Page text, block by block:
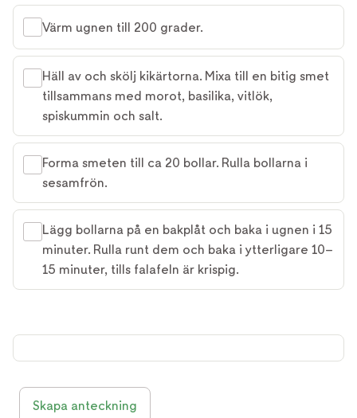
Värm ugnen till 200 grader.
Häll av och skölj kikärtorna. Mixa till en bitig smet
tillsammans med morot, basilika, vitlök,
spiskummin och salt.
Forma smeten till ca 20 bollar. Rulla bollarna i
sesamfrön.
Lägg bollarna på en bakplåt och baka i ugnen i 15
minuter. Rulla runt dem och baka i ytterligare 10–
15 minuter, tills falafeln är krispig.
Skapa anteckning